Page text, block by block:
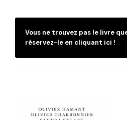
Vous ne trouvez pas le livre
réservez-le en cliquant ici !